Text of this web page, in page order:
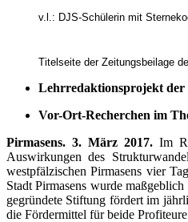
v.l.: DJS-Schülerin mit
Titelseite der Zeitungsbeilage
Lehrredaktionsprojekt der
Vor-Ort-Recherchen im
Pirmasens. 3. März 2017.Im
Auswirkungen des
westpfälzischen Pirmasens vier
Stadt Pirmasens wurde
gegründete Stiftung fördert im
die Fördermittel für beide